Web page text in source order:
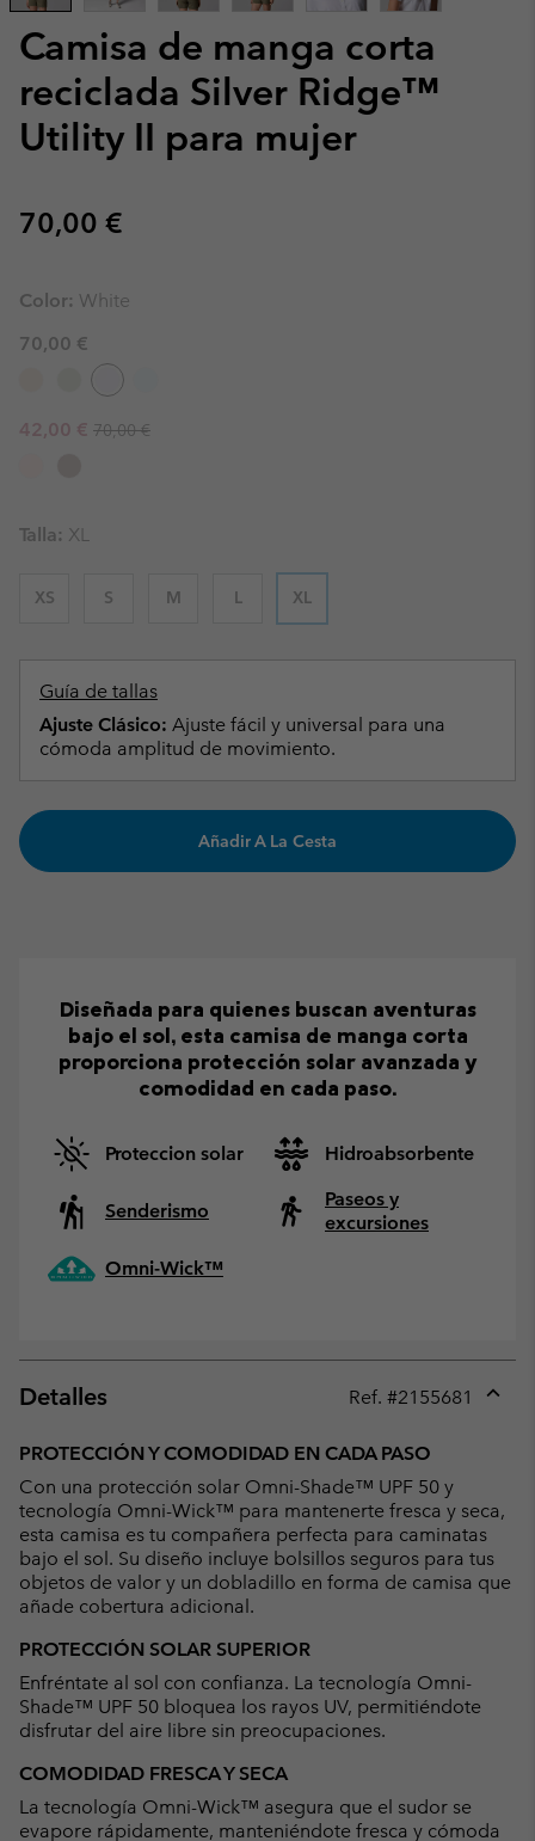
Camisa de manga corta
reciclada Silver Ridge™
Utility II para mujer
Regular price:
70,00 €
Color: White
70,00 €
Sale price:
42,00 € Regular price:
70,00 €
Talla: XL
XS S M L XL
Guía de tallas
Ajuste Clásico: Ajuste fácil y universal para una
cómoda amplitud de movimiento.
Añadir A La Cesta
Diseñada para quienes buscan aventuras
bajo el sol, esta camisa de manga corta
proporciona protección solar avanzada y
comodidad en cada paso.
Proteccion solar Hidroabsorbente
Senderismo
Paseos y
excursiones
Omni-Wick™
Detalles Ref. #2155681
PROTECCIÓN Y COMODIDAD EN CADA PASO
Con una protección solar Omni-Shade™ UPF 50 y
tecnología Omni-Wick™ para mantenerte fresca y seca,
esta camisa es tu compañera perfecta para caminatas
bajo el sol. Su diseño incluye bolsillos seguros para tus
objetos de valor y un dobladillo en forma de camisa que
añade cobertura adicional.
PROTECCIÓN SOLAR SUPERIOR
Enfréntate al sol con confianza. La tecnología Omni-
Shade™ UPF 50 bloquea los rayos UV, permitiéndote
disfrutar del aire libre sin preocupaciones.
COMODIDAD FRESCA Y SECA
La tecnología Omni-Wick™ asegura que el sudor se
evapore rápidamente, manteniéndote fresca y cómoda